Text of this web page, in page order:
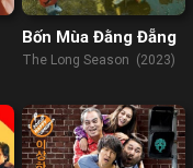
Bốn Mùa Đằng Đẵng
The Long Season (2023)